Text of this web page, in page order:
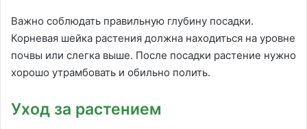
Важно соблюдать правильную глубину посадки.
Корневая шейка растения должна находиться на уровне
почвы или слегка выше. После посадки растение нужно
хорошо утрамбовать и обильно полить.
Уход за растением